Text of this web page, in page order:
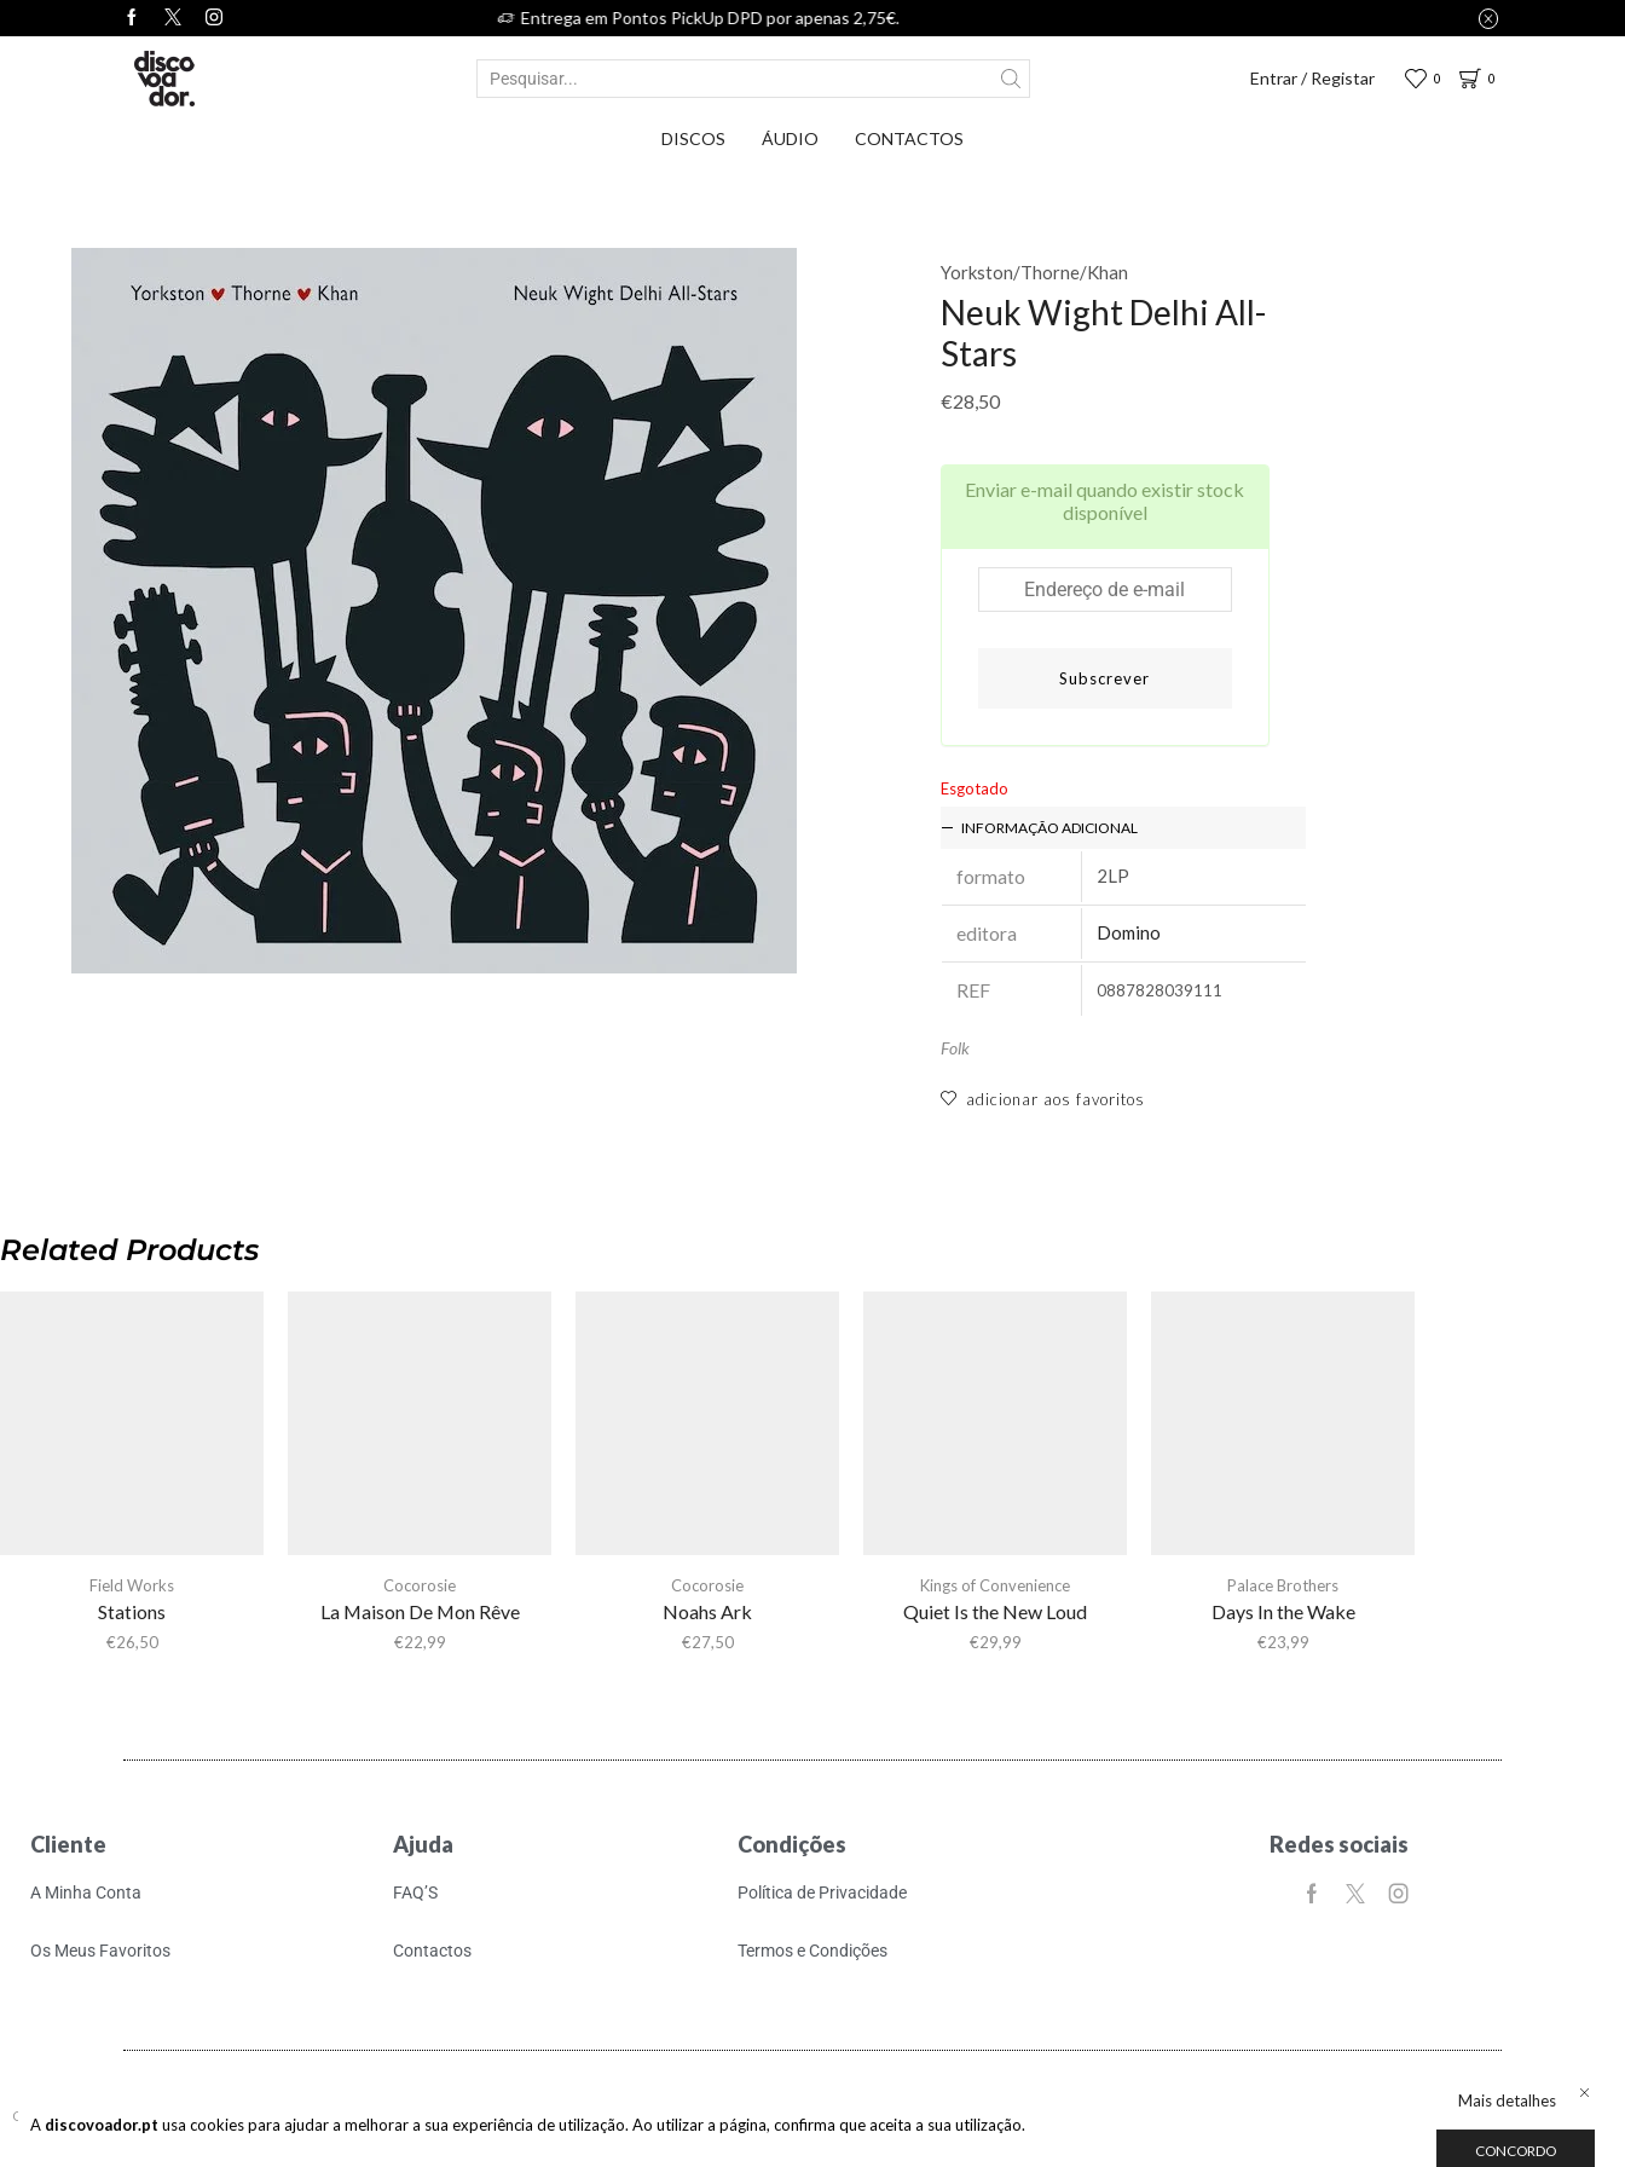
Entrega em Pontos PickUp DPD por apenas 2,75€.
Entrar / Registar 0 0
DISCOS ÁUDIO CONTACTOS
Yorkston/Thorne/Khan
Neuk Wight Delhi All-
Stars
€28,50
Enviar e-mail quando existir stock
disponível
Subscrever
Esgotado
INFORMAÇÃO ADICIONAL
formato 2LP
editora Domino
REF 0887828039111
Folk
adicionar aos favoritos
Related Products
Field Works
Stations
€26,50
Cocorosie
La Maison De Mon Rêve
€22,99
Cocorosie
Noahs Ark
€27,50
Kings of Convenience
Quiet Is the New Loud
€29,99
Palace Brothers
Days In the Wake
€23,99
A discovoador.pt usa cookies para ajudar a melhorar a sua experiência de utilização. Ao utilizar a página, confirma que aceita a sua utilização.
Mais detalhes
CONCORDO
Cliente
A Minha Conta
Os Meus Favoritos
Ajuda
FAQ’S
Contactos
Condições
Política de Privacidade
Termos e Condições
Redes sociais
Copyright © 2017-2026 discovoador. Todos os direitos reservados.